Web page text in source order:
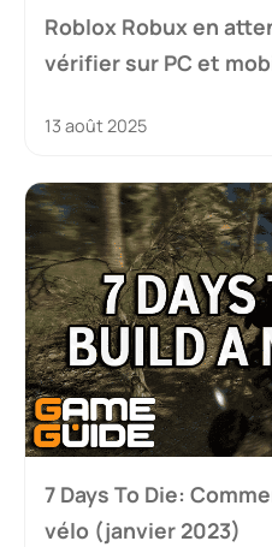
Roblox Robux en
vérifier sur PC et
13 août 2025
7 Days To Die:
vélo (janvier 2023)